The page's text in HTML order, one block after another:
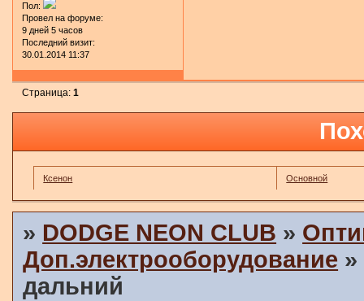
Пол:
Провел на форуме:
9 дней 5 часов
Последний визит:
30.01.2014 11:37
Страница:1
Ксенон Основной
» DODGE NEON CLUB »
Доп.электрооборудование »
дальний